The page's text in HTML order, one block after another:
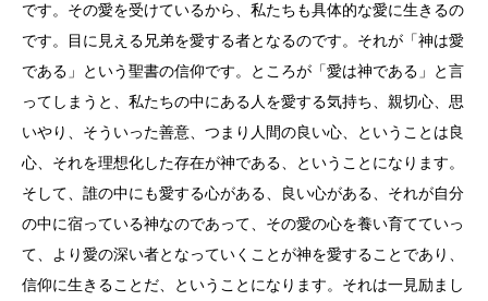
です。その愛を受けているから、私たちも具体的な愛に生きるの
です。目に見える兄弟を愛する者となるのです。それが「神は愛
である」という聖書の信仰です。ところが「愛は神である」と言
ってしまうと、私たちの中にある人を愛する気持ち、親切心、思
いやり、そういった善意、つまり人間の良い心、ということは良
心、それを理想化した存在が神である、ということになります。
そして、誰の中にも愛する心がある、良い心がある、それが自分
の中に宿っている神なのであって、その愛の心を養い育てていっ
て、より愛の深い者となっていくことが神を愛することであり、
信仰に生きることだ、ということになります。それは一見励まし